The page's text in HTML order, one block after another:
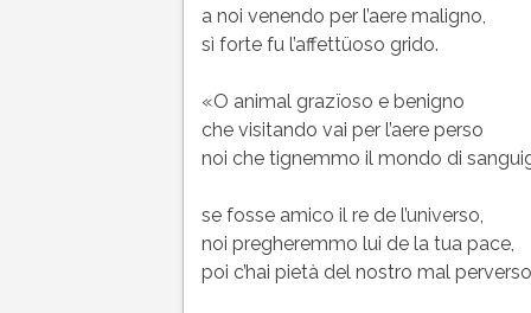
a noi venendo per l’aere maligno,
sì forte fu l’affettüoso grido.
«O animal grazïoso e benigno
che visitando vai per l’aere perso
noi che tignemmo il mondo di
se fosse amico il re de l’universo,
noi pregheremmo lui de la tua pace,
poi c’hai pietà del nostro mal